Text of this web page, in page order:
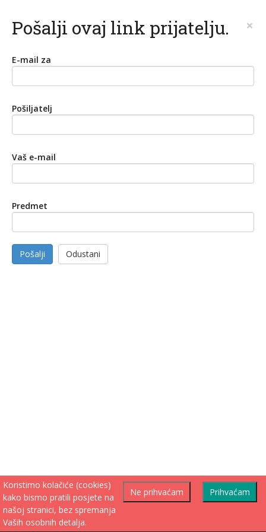
Pošalji ovaj link prijatelju. ×
E-mail za
Pošiljatelj
Vaš e-mail
Predmet
Pošalji Odustani
Prihvaćam
Ne prihvaćam
Koristimo kolačiće (cookies)
kako bismo pratili posjete na
našoj stranici, bez spremanja
Vaših osobnih detalja.